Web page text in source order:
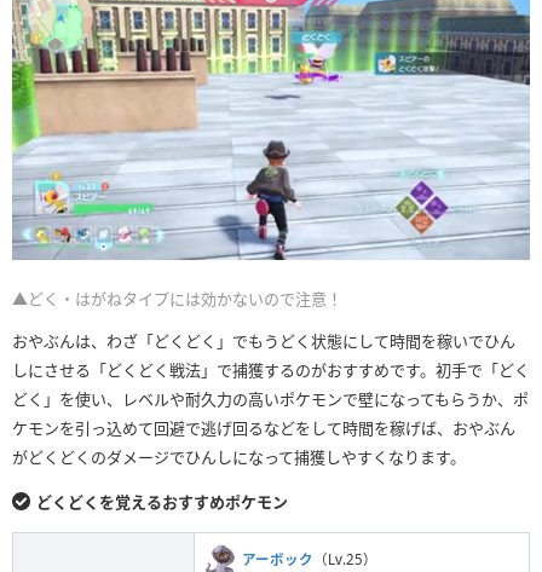
▲どく・はがねタイプには効かないので注意！
おやぶんは、わざ「どくどく」でもうどく状態にして時間を稼いでひん
しにさせる「どくどく戦法」で捕獲するのがおすすめです。初手で「どく
どく」を使い、レベルや耐久力の高いポケモンで壁になってもらうか、ポ
ケモンを引っ込めて回避で逃げ回るなどをして時間を稼げば、おやぶん
がどくどくのダメージでひんしになって捕獲しやすくなります。
どくどくを覚えるおすすめポケモン
アーボック （Lv.25）